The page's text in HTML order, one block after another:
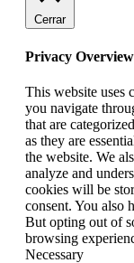
Cerrar
Privacy Overview
This website uses
you navigate
that are
as they are
the website. We
analyze and
cookies will be
consent. You also
But opting out of
browsing
Necessary